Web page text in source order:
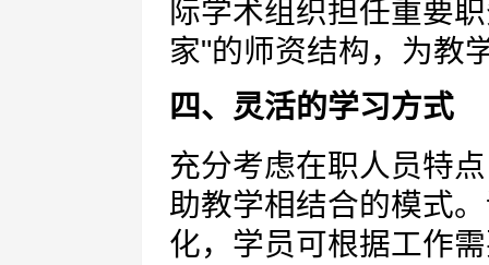
际学术组织担任重要
家"的师资结构，为教
四、灵活的学习方式
充分考虑在职人员特
助教学相结合的模式
化，学员可根据工作